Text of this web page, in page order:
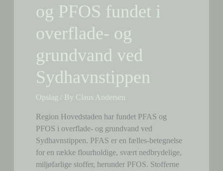
og PFOS fundet i
overflade- og
grundvand ved
Sydhavnstippen
Opslag / By Claus Andersen
Region Hovedstaden har fundet PFAS og
PFOS i overflade- og grundvand ved
Sydhavnstippen. PFAS er en fælles-betegnelse
for en række flourholdige, svært nedbrydelige,
miljøfarlige stoffer, herunder PFOS. Stofferne